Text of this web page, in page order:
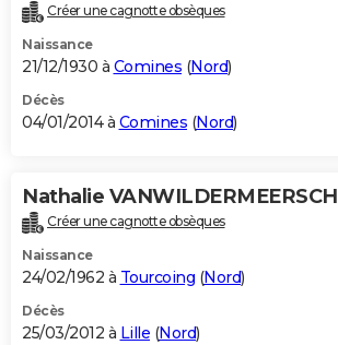
Créer une cagnotte obsèques
Naissance
21/12/1930 à Comines (Nord)
Décès
04/01/2014 à Comines (Nord)
Nathalie VANWILDERMEERSCH
Créer une cagnotte obsèques
Naissance
24/02/1962 à Tourcoing (Nord)
Décès
25/03/2012 à Lille (Nord)